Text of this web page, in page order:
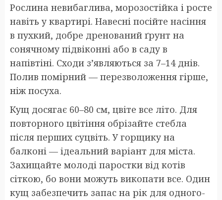
Рослина невибаглива, морозостійка і росте
навіть у квартирі. Навесні посійте насіння
в пухкий, добре дренований ґрунт на
сонячному підвіконні або в саду в
напівтіні. Сходи з’являються за 7–14 днів.
Полив помірний — перезволоження гірше,
ніж посуха.
Кущ досягає 60–80 см, цвіте все літо. Для
повторного цвітіння обрізайте стебла
після перших суцвіть. У горщику на
балконі — ідеальний варіант для міста.
Захищайте молоді паростки від котів
сіткою, бо вони можуть викопати все. Один
кущ забезпечить запас на рік для одного-